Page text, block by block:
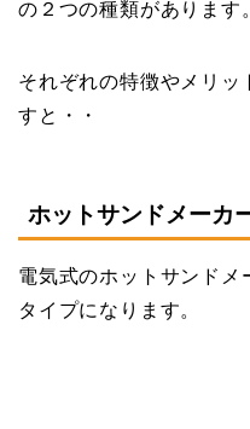
の２つの種類があります
それぞれの特徴やメリッ
すと・・
ホットサンドメーカ
電気式のホットサンドメ
タイプになります。